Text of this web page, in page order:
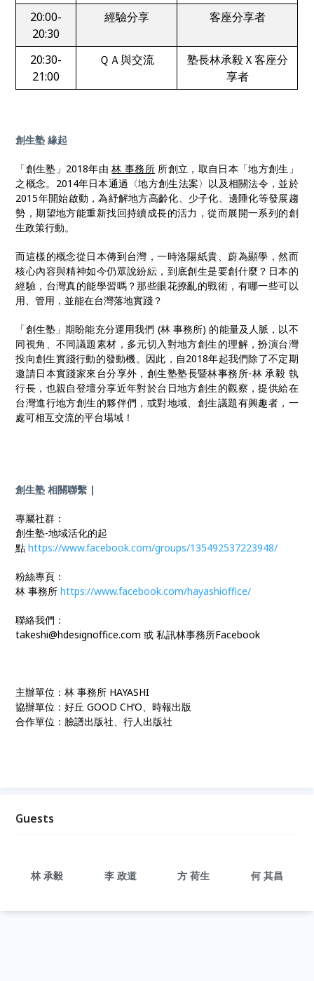
20:00-
20:30
經驗分享 客座分享者
20:30-
21:00
ＱＡ與交流
塾長林承毅Ｘ客座分
享者
創生塾 緣起
「創生塾」2018年由林 事務所 所創立，取自日本「地方創生」
之概念。2014年日本通過〈地方創生法案〉以及相關法令，並於
2015年開始啟動，為紓解地方高齡化、少子化、邊陲化等發展趨
勢，期望地方能重新找回持續成長的活力，從而展開一系列的創
生政策行動。
而這樣的概念從日本傳到台灣，一時洛陽紙貴、蔚為顯學，然而
核心內容與精神如今仍眾說紛紜，到底創生是要創什麼？日本的
經驗，台灣真的能學習嗎？那些眼花撩亂的戰術，有哪一些可以
用、管用，並能在台灣落地實踐？
「創生塾」期盼能充分運用我們 (林 事務所) 的能量及人脈，以不
同視角、不同議題素材，多元切入對地方創生的理解，扮演台灣
投向創生實踐行動的發動機。因此，自2018年起我們除了不定期
邀請日本實踐家來台分享外，創生塾塾長暨林事務所-林 承毅 執
行長，也親自登壇分享近年對於台日地方創生的觀察，提供給在
台灣進行地方創生的夥伴們，或對地域、創生議題有興趣者，一
處可相互交流的平台場域！
創生塾 相關聯繫 |
專屬社群：
創生塾-地域活化的起
點https://www.facebook.com/groups/135492537223948/
粉絲專頁：
林 事務所https://www.facebook.com/hayashioffice/
聯絡我們：
takeshi@hdesignoffice.com 或 私訊林事務所Facebook
主辦單位：林 事務所 HAYASHI
協辦單位：好丘 GOOD CH’O、時報出版
合作單位：臉譜出版社、行人出版社
Guests
林 承毅 李 政道 方 荷生 何 其昌